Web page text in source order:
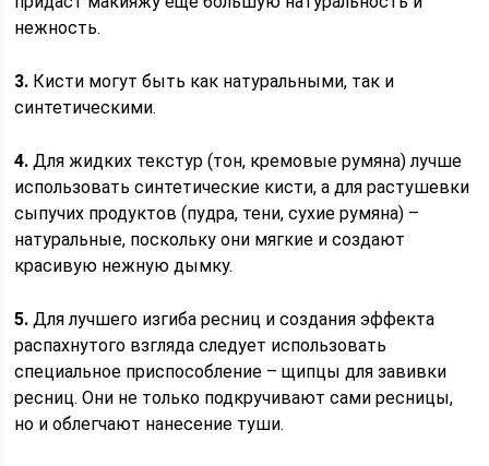
нежность.
3. Кисти могут быть как натуральными, так и
синтетическими.
4. Для жидких текстур (тон, кремовые румяна) лучше
использовать синтетические кисти, а для растушевки
сыпучих продуктов (пудра, тени, сухие румяна) –
натуральные, поскольку они мягкие и создают
красивую нежную дымку.
5. Для лучшего изгиба ресниц и создания эффекта
распахнутого взгляда следует использовать
специальное приспособление – щипцы для завивки
ресниц. Они не только подкручивают сами ресницы,
но и облегчают нанесение туши.